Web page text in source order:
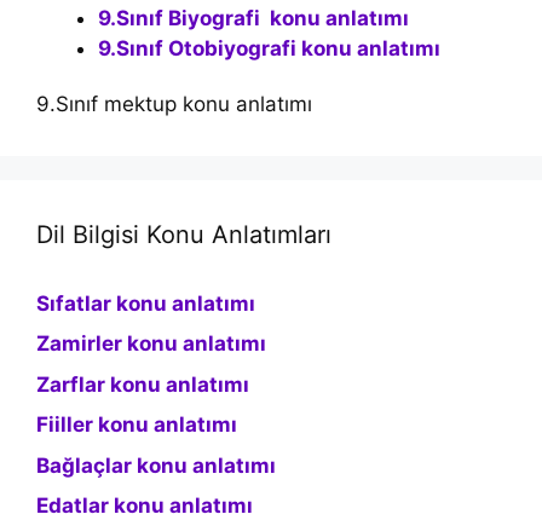
9.Sınıf Biyografi konu anlatımı
9.Sınıf Otobiyografi konu anlatımı
9.Sınıf mektup konu anlatımı
Dil Bilgisi Konu Anlatımları
Sıfatlar konu anlatımı
Zamirler konu anlatımı
Zarflar konu anlatımı
Fiiller konu anlatımı
Bağlaçlar konu anlatımı
Edatlar konu anlatımı